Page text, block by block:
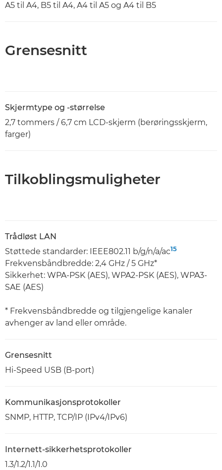
A5 til A4, B5 til A4, A4 til A5 og A4 til B5
Grensesnitt
Skjermtype og -størrelse
2,7 tommers / 6,7 cm LCD-skjerm (berøringsskjerm,
farger)
Tilkoblingsmuligheter
Trådløst LAN
Støttede standarder: IEEE802.11 b/g/n/a/ac15
Frekvensbåndbredde: 2,4 GHz / 5 GHz*
Sikkerhet: WPA-PSK (AES), WPA2-PSK (AES), WPA3-
SAE (AES)
* Frekvensbåndbredde og tilgjengelige kanaler
avhenger av land eller område.
Grensesnitt
Hi-Speed USB (B-port)
Kommunikasjonsprotokoller
SNMP, HTTP, TCP/IP (IPv4/IPv6)
Internett-sikkerhetsprotokoller
1.3/1.2/1.1/1.0